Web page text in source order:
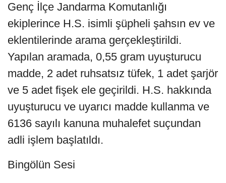
Genç İlçe Jandarma Komutanlığı
ekiplerince H.S. isimli şüpheli şahsın ev ve
eklentilerinde arama gerçekleştirildi.
Yapılan aramada, 0,55 gram uyuşturucu
madde, 2 adet ruhsatsız tüfek, 1 adet şarjör
ve 5 adet fişek ele geçirildi. H.S. hakkında
uyuşturucu ve uyarıcı madde kullanma ve
6136 sayılı kanuna muhalefet suçundan
adli işlem başlatıldı.
Bingölün Sesi